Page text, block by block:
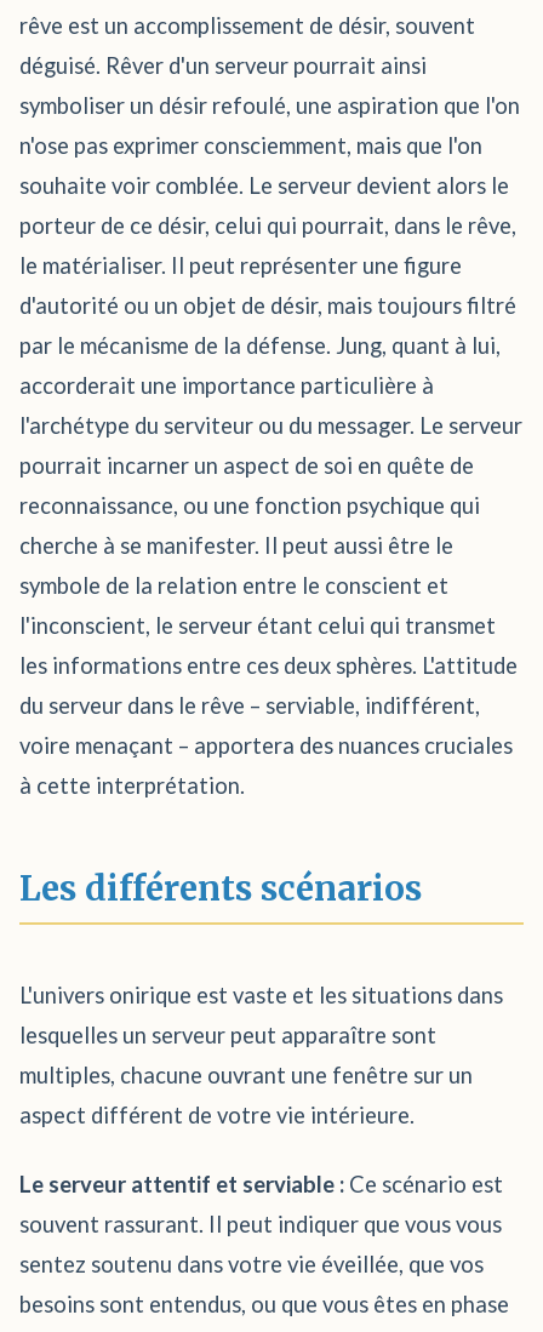
rêve est un accomplissement de désir, souvent
déguisé. Rêver d'un serveur pourrait ainsi
symboliser un désir refoulé, une aspiration que l'on
n'ose pas exprimer consciemment, mais que l'on
souhaite voir comblée. Le serveur devient alors le
porteur de ce désir, celui qui pourrait, dans le rêve,
le matérialiser. Il peut représenter une figure
d'autorité ou un objet de désir, mais toujours filtré
par le mécanisme de la défense. Jung, quant à lui,
accorderait une importance particulière à
l'archétype du serviteur ou du messager. Le serveur
pourrait incarner un aspect de soi en quête de
reconnaissance, ou une fonction psychique qui
cherche à se manifester. Il peut aussi être le
symbole de la relation entre le conscient et
l'inconscient, le serveur étant celui qui transmet
les informations entre ces deux sphères. L'attitude
du serveur dans le rêve – serviable, indifférent,
voire menaçant – apportera des nuances cruciales
à cette interprétation.
Les différents scénarios
L'univers onirique est vaste et les situations dans
lesquelles un serveur peut apparaître sont
multiples, chacune ouvrant une fenêtre sur un
aspect différent de votre vie intérieure.
Le serveur attentif et serviable : Ce scénario est
souvent rassurant. Il peut indiquer que vous vous
sentez soutenu dans votre vie éveillée, que vos
besoins sont entendus, ou que vous êtes en phase